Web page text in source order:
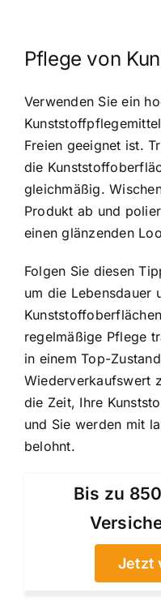
Pflege von
Verwenden Sie ein
Freien geeignet ist.
die
gleichmäßig.
Produkt ab und
einen glänzenden
Folgen Sie diesen
um die Lebensdauer
regelmäßige Pflege
in einem Top-
Wiederverkaufswert
die Zeit, Ihre
und Sie werden mit
belohnt.
Bis zu
Jetzt